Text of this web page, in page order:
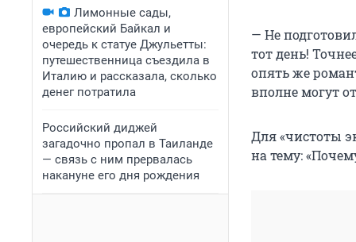
Лимонные сады,
европейский Байкал и
очередь к статуе Джульетты:
путешественница съездила в
Италию и рассказала, сколько
денег потратила
Российский диджей
загадочно пропал в Таиланде
— связь с ним прервалась
накануне его дня рождения
— Не
тот день!
опять же
вполне могут
Для «чистоты
на тему: